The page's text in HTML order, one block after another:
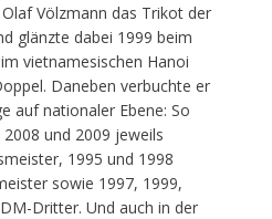
Völzmann das Trikot der
glänzte dabei 1999 beim
vietnamesischen Hanoi
Daneben verbuchte er
auf nationaler Ebene: So
und 2009 jeweils
1995 und 1998
sowie 1997, 1999,
Dritter. Und auch in der